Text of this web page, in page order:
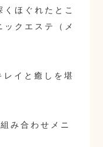
ほぐれたとこ
クエステ（メ
イと癒しを堪
み合わせメニ